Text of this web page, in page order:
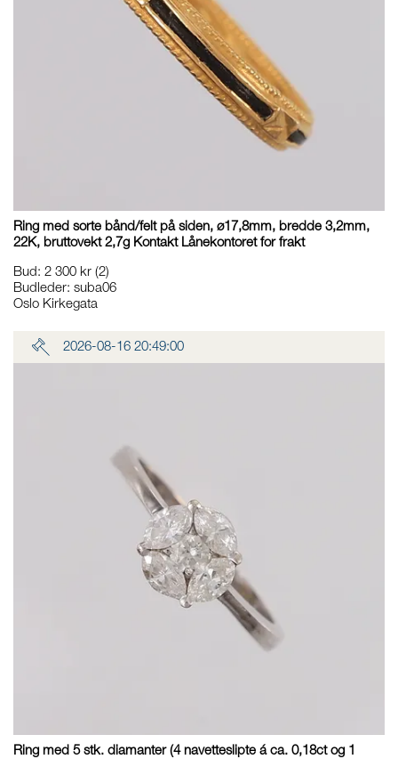
Ring med sorte bånd/felt på siden, ø17,8mm, bredde 3,2mm,
22K, bruttovekt 2,7g Kontakt Lånekontoret for frakt
Bud: 2 300 kr (2)
Budleder: suba06
Oslo Kirkegata
2026-08-16 20:49:00
Ring med 5 stk. diamanter (4 navetteslipte á ca. 0,18ct og 1